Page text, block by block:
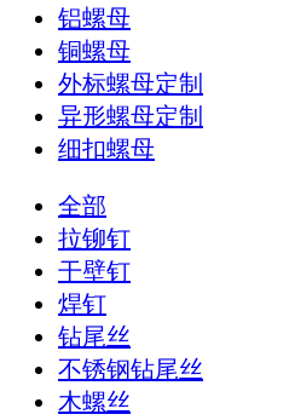
铝螺母
铜螺母
外标螺母定制
异形螺母定制
细扣螺母
全部
拉铆钉
干壁钉
焊钉
钻尾丝
不锈钢钻尾丝
木螺丝